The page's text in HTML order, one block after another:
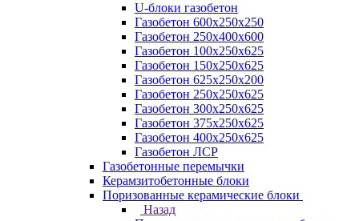
U-блоки газобетон
Газобетон 600x250x250
Газобетон 250x400x600
Газобетон 100х250х625
Газобетон 150х250х625
Газобетон 625х250х200
Газобетон 250х250х625
Газобетон 300х250х625
Газобетон 375х250х625
Газобетон 400х250х625
Газобетон ЛСР
Газобетонные перемычки
Керамзитобетонные блоки
Поризованные керамические блоки
Назад